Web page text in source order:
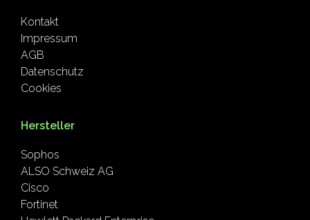
Kontakt
Impressum
AGB
Datenschutz
Cookies
Hersteller
Sophos
ALSO Schweiz AG
Cisco
Fortinet